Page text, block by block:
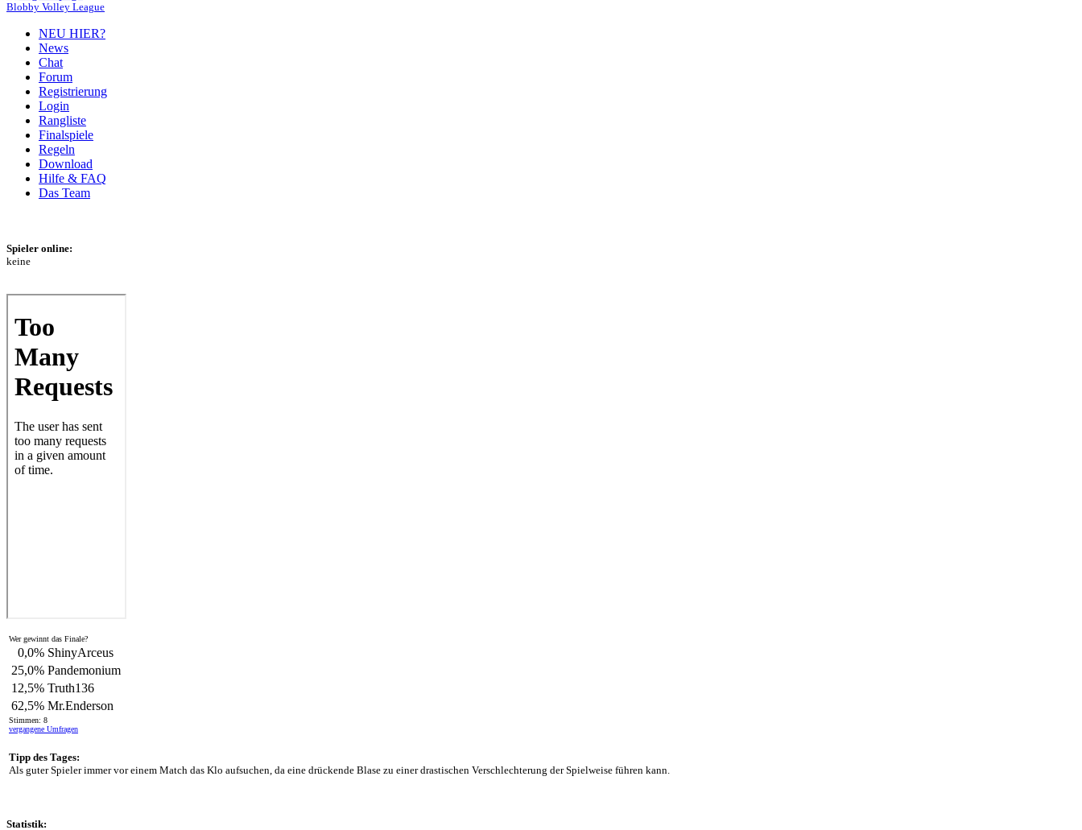
Blobby Volley League
NEU HIER?
News
Chat
Forum
Registrierung
Login
Rangliste
Finalspiele
Regeln
Download
Hilfe & FAQ
Das Team
Spieler online:
keine
Wer gewinnt das Finale?
0,0% ShinyArceus
25,0% Pandemonium
12,5% Truth136
62,5% Mr.Enderson
Stimmen: 8
vergangene Umfragen
Tipp des Tages:
Als guter Spieler immer vor einem Match das Klo aufsuchen, da eine drückende Blase zu einer drastischen Verschlechterung der Spielweise führen kann.
Statistik: